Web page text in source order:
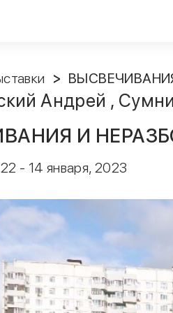
Андрей ,
И
- 14 января, 2023